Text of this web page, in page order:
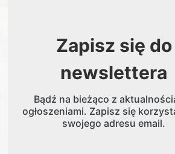
Zapisz się do
newslettera
Bądź na bieżąco z
ogłoszeniami. Zapisz się
swojego adresu email.